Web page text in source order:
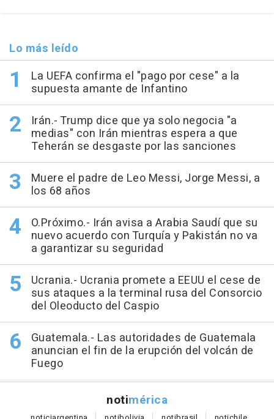
Lo más leído
La UEFA confirma el "pago por cese" a la
supuesta amante de Infantino
Irán.- Trump dice que ya solo negocia "a
medias" con Irán mientras espera a que
Teherán se desgaste por las sanciones
Muere el padre de Leo Messi, Jorge Messi, a
los 68 años
O.Próximo.- Irán avisa a Arabia Saudí que su
nuevo acuerdo con Turquía y Pakistán no va
a garantizar su seguridad
Ucrania.- Ucrania promete a EEUU el cese de
sus ataques a la terminal rusa del Consorcio
del Oleoducto del Caspio
Guatemala.- Las autoridades de Guatemala
anuncian el fin de la erupción del volcán de
Fuego
notimérica